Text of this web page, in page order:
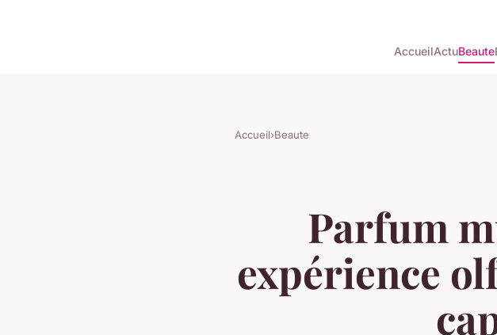
AccueilActuBeaute
Accueil›Beaute
Parfum
expérience